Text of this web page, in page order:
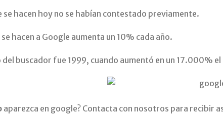
se hacen hoy no se habían contestado previamente.
hacen a Google aumenta un 10% cada año.
buscador fue 1999, cuando aumentó en un 17.000%
aparezca en google? Contacta con nosotros para recibir